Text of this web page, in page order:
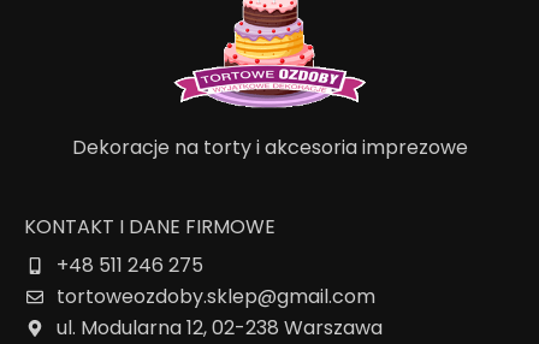
Dekoracje na torty i akcesoria imprezowe
KONTAKT I DANE FIRMOWE
+48 511 246 275
tortoweozdoby.sklep@gmail.com
ul. Modularna 12, 02-238 Warszawa